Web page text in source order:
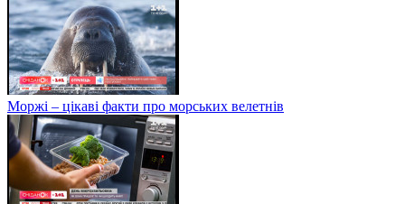
Моржі – цікаві факти про морських велетнів